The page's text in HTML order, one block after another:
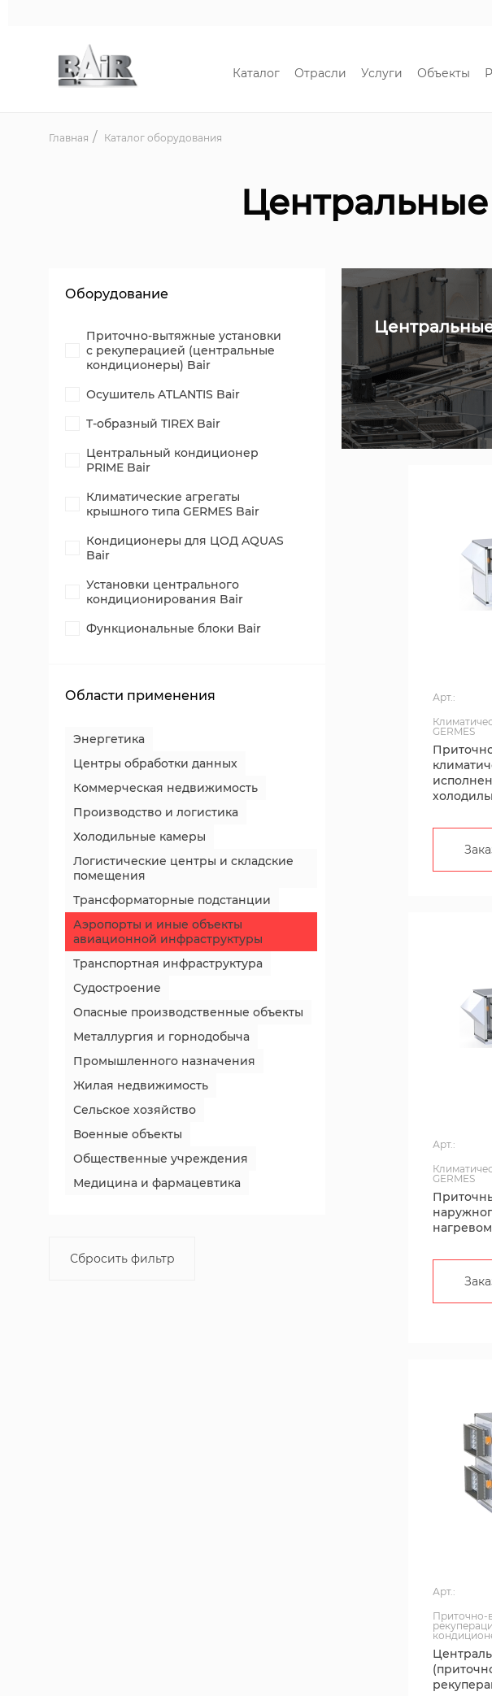
Каталог Отрасли Услуги Объекты
Главная Каталог оборудования
Оборудование
Приточно-вытяжные установки
с рекуперацией (центральные
кондиционеры) Bair
Осушитель ATLANTIS Bair
T-образный TIREX Bair
Центральный кондиционер
PRIME Bair
Климатические агрегаты
крышного типа GERMES Bair
Кондиционеры для ЦОД AQUAS
Bair
Установки центрального
кондиционирования Bair
Функциональные блоки Bair
Области применения
Энергетика
Центры обработки данных
Коммерческая недвижимость
Производство и логистика
Холодильные камеры
Логистические центры и складские
помещения
Трансформаторные подстанции
Аэропорты и иные объекты
авиационной инфраструктуры
Транспортная инфраструктура
Судостроение
Опасные производственные объекты
Металлургия и горнодобыча
Промышленного назначения
Жилая недвижимость
Сельское хозяйство
Военные объекты
Общественные учреждения
Медицина и фармацевтика
Сбросить фильтр
Арт.:
GERMES
Арт.:
GERMES
Арт.:
Приточно-